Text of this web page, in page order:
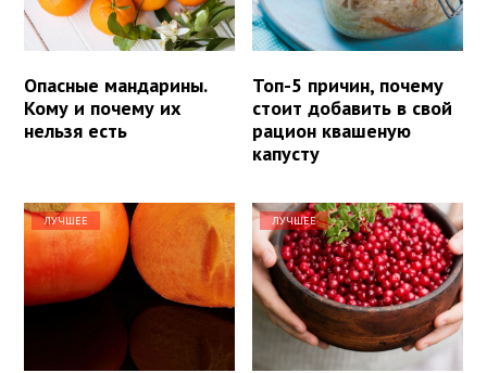
Опасные мандарины.
Кому и почему их
нельзя есть
Топ-5 причин, почему
стоит добавить в свой
рацион квашеную
капусту
ЛУЧШЕЕ ЛУЧШЕЕ